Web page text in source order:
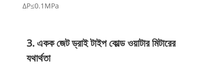
ΔP≤0.1MPa
3. একক জেট ড্রাই টাইপ কোল্ড ওয়াটার মিটারের
যথার্থতা